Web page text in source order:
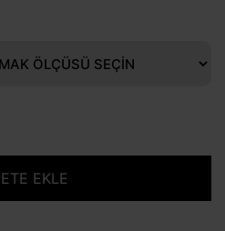
EKLE